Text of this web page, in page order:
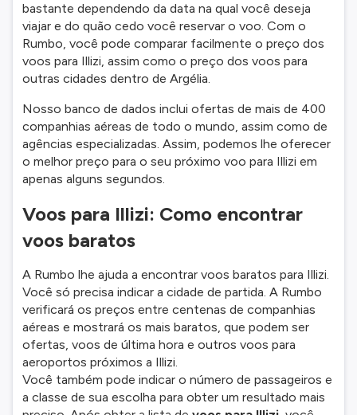
bastante dependendo da data na qual você deseja
viajar e do quão cedo você reservar o voo. Com o
Rumbo, você pode comparar facilmente o preço dos
voos para Illizi, assim como o preço dos voos para
outras cidades dentro de Argélia.
Nosso banco de dados inclui ofertas de mais de 400
companhias aéreas de todo o mundo, assim como de
agências especializadas. Assim, podemos lhe oferecer
o melhor preço para o seu próximo voo para Illizi em
apenas alguns segundos.
Voos para Illizi: Como encontrar
voos baratos
A Rumbo lhe ajuda a encontrar voos baratos para Illizi.
Você só precisa indicar a cidade de partida. A Rumbo
verificará os preços entre centenas de companhias
aéreas e mostrará os mais baratos, que podem ser
ofertas, voos de última hora e outros voos para
aeroportos próximos a Illizi.
Você também pode indicar o número de passageiros e
a classe de sua escolha para obter um resultado mais